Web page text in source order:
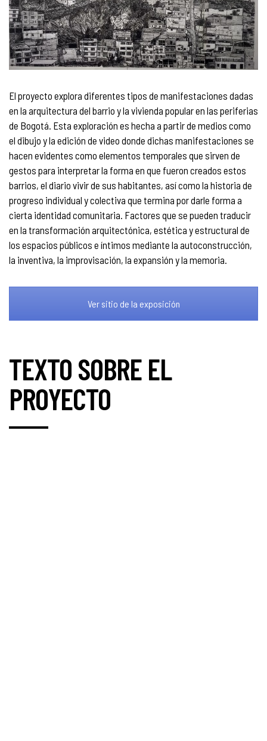
El proyecto explora diferentes tipos de manifestaciones dadas
en la arquitectura del barrio y la vivienda popular en las periferias
de Bogotá. Esta exploración es hecha a partir de medios como
el dibujo y la edición de video donde dichas manifestaciones se
hacen evidentes como elementos temporales que sirven de
gestos para interpretar la forma en que fueron creados estos
barrios, el diario vivir de sus habitantes, así como la historia de
progreso individual y colectiva que termina por darle forma a
cierta identidad comunitaria. Factores que se pueden traducir
en la transformación arquitectónica, estética y estructural de
los espacios públicos e íntimos mediante la autoconstrucción,
la inventiva, la improvisación, la expansión y la memoria.
Ver sitio de la exposición
TEXTO SOBRE EL
PROYECTO